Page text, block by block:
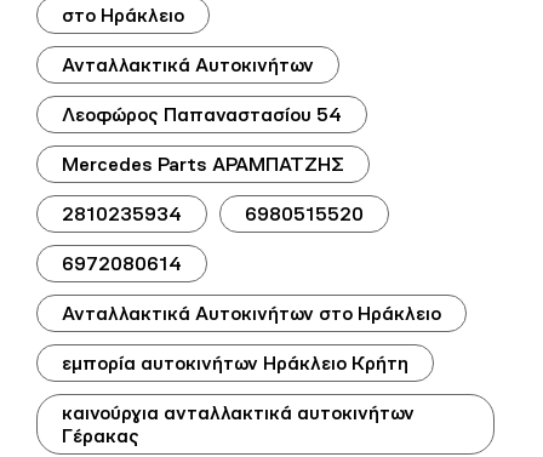
στο Ηράκλειο
Ανταλλακτικά Αυτοκινήτων
Λεοφώρος Παπαναστασίου 54
Mercedes Parts ΑΡΑΜΠΑΤΖΗΣ
2810235934 6980515520
6972080614
Ανταλλακτικά Αυτοκινήτων στο Ηράκλειο
εμπορία αυτοκινήτων Ηράκλειο Κρήτη
καινούργια ανταλλακτικά αυτοκινήτων
Γέρακας